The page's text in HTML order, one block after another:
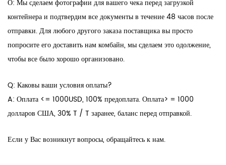
О: Мы сделаем фотографии для вашего чека перед загрузкой
контейнера и подтвердим все документы в течение 48 часов после
отправки. Для любого другого заказа поставщика вы просто
попросите его доставить нам комбайн, мы сделаем это одолжение,
чтобы все было хорошо организовано.
Q: Каковы ваши условия оплаты?
A: Оплата <= 1000USD, 100% предоплата. Оплата> = 1000
долларов США, 30% T / T заранее, баланс перед отправкой.
Если у Вас возникнут вопросы, обращайтесь к нам.